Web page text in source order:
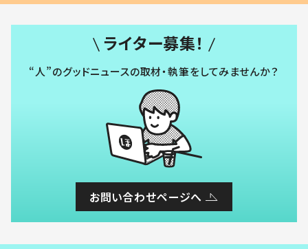
ライター募集！
“人”のグッドニュースの取材・執筆をしてみませんか？
お問い合わせページへ